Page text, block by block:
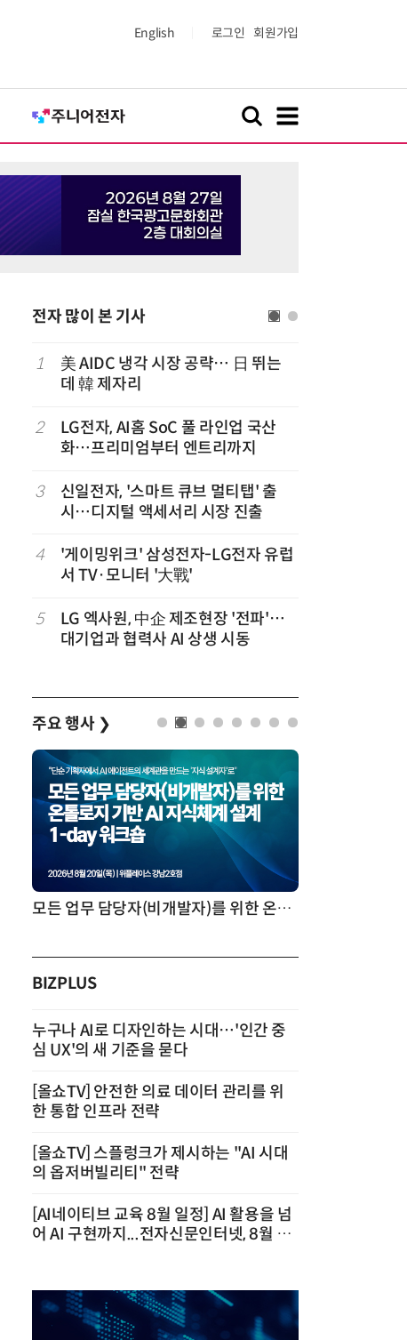
English 로그인 회원가입
전자 많이 본 기사
1
美 AIDC 냉각 시장 공략… 日 뛰는
데 韓 제자리
2
LG전자, AI홈 SoC 풀 라인업 국산
화…프리미엄부터 엔트리까지
3
신일전자, '스마트 큐브 멀티탭' 출
시…디지털 액세서리 시장 진출
4
'게이밍위크' 삼성전자-LG전자 유럽
서 TV·모니터 '大戰'
5
LG 엑사원, 中企 제조현장 '전파'…
대기업과 협력사 AI 상생 시동
주요 행사 ❯
모든 업무 담당자(비개발자)를 위한 온톨로지 기반 AI 지식체계 설계 1-day 워크숍
BIZPLUS
누구나 AI로 디자인하는 시대…'인간 중
심 UX'의 새 기준을 묻다
[올쇼TV] 안전한 의료 데이터 관리를 위
한 통합 인프라 전략
[올쇼TV] 스플렁크가 제시하는 "AI 시대
의 옵저버빌리티" 전략
[AI네이티브 교육 8월 일정] AI 활용을 넘
어 AI 구현까지...전자신문인터넷, 8월 실